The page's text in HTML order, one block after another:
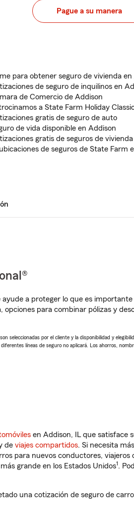
Pague a su manera
para obtener seguro de vivienda en
de seguro de inquilinos en
de Comercio de Addison
a State Farm Holiday
gratis de seguro de auto
de vida disponible en Addison
gratis de seguros de
de seguros de State Farm
a proteger lo que es
para combinar pólizas y
seleccionadas por el cliente y la disponibilidad y
líneas de seguro no aplicará. Los ahorros,
en Addison, IL que satisface
de viajes compartidos. Si necesita
para nuevos conductores, viajeros
grande en los Estados Unidos1.
una cotización de seguro de